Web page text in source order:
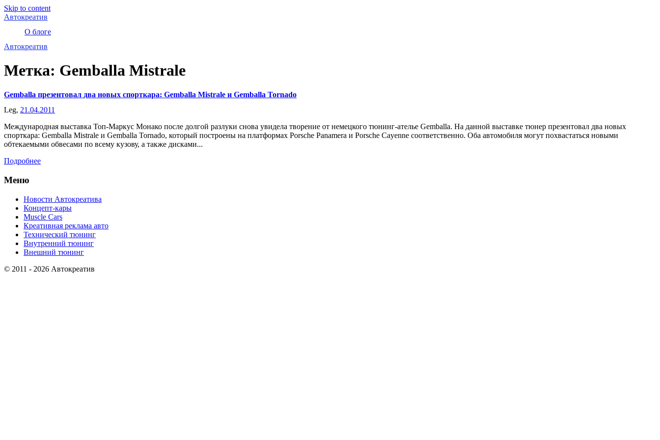
Skip to content
Автокреатив
О блоге
Автокреатив
Метка: Gemballa Mistrale
Gemballa презентовал два новых спорткара: Gemballa Mistrale и Gemballa Tornado
Leg, 21.04.2011
Международная выставка Топ-Маркус Монако после долгой разлуки снова увидела творение от немецкого тюнинг-ателье Gemballa. На данной выставке тюнер презентовал два новых
спорткара: Gemballa Mistrale и Gemballa Tornado, который построены на платформах Porsche Panamera и Porsche Cayenne соответственно. Оба автомобиля могут похвастаться новыми
обтекаемыми обвесами по всему кузову, а также дисками...
Подробнее
Меню
Новости Автокреатива
Концепт-кары
Muscle Cars
Креативная реклама авто
Технический тюнинг
Внутренний тюнинг
Внешний тюнинг
© 2011 - 2026 Автокреатив